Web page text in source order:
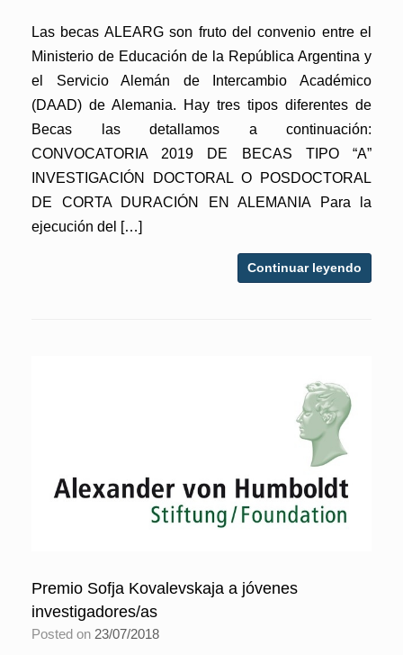
Las becas ALEARG son fruto del convenio entre el
Ministerio de Educación de la República Argentina y
el Servicio Alemán de Intercambio Académico
(DAAD) de Alemania. Hay tres tipos diferentes de
Becas las detallamos a continuación:
CONVOCATORIA 2019 DE BECAS TIPO “A”
INVESTIGACIÓN DOCTORAL O POSDOCTORAL
DE CORTA DURACIÓN EN ALEMANIA Para la
ejecución del […]
Continuar leyendo
Premio Sofja Kovalevskaja a jóvenes
investigadores/as
Posted on 23/07/2018